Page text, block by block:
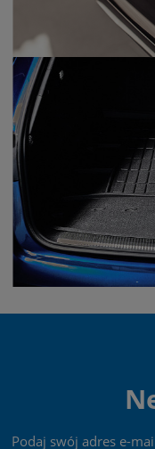
Podaj swój adres e-